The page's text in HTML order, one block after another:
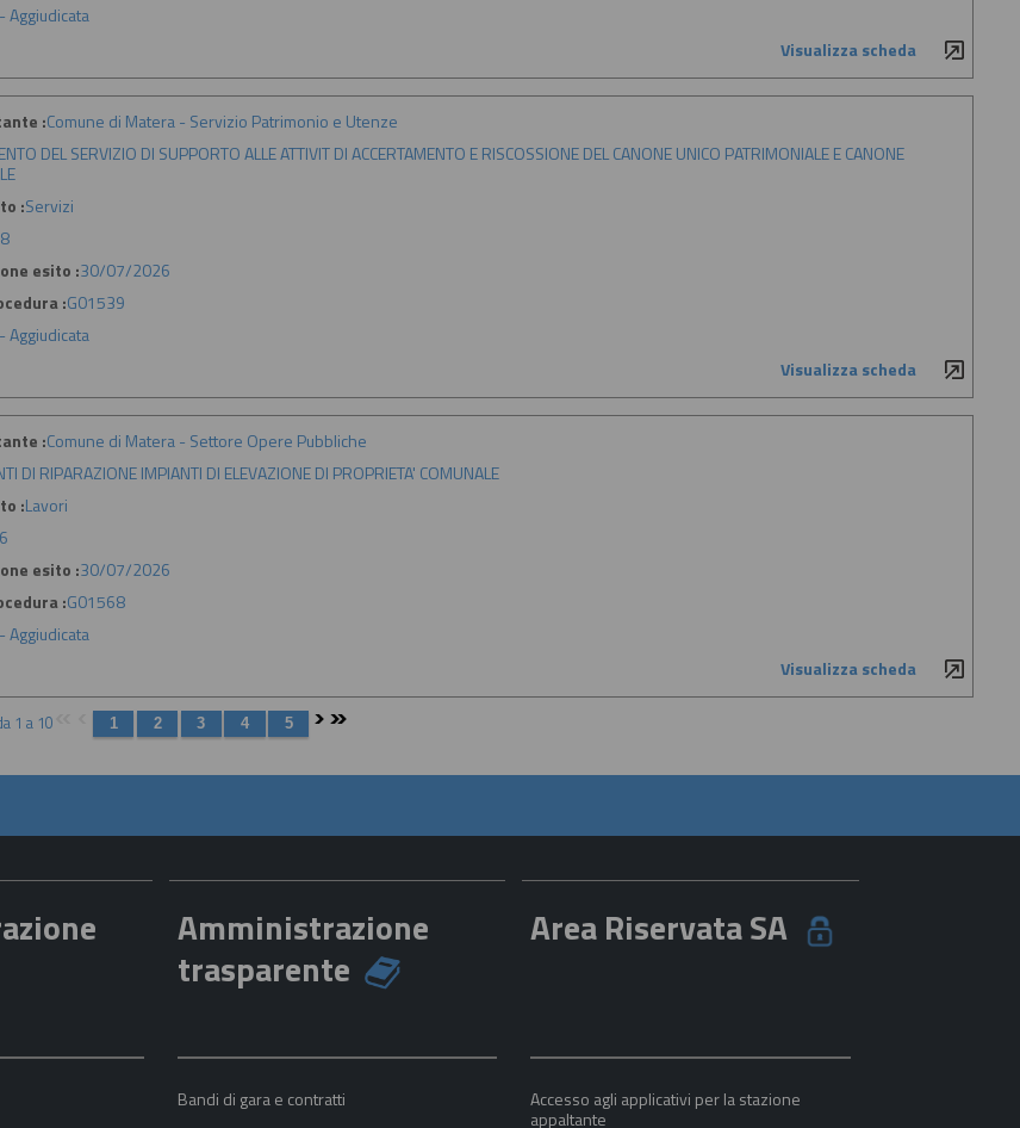
Aggiudicata
Visualizza scheda
:Comune di Matera - Servizio Patrimonio e Utenze
DEL SERVIZIO DI SUPPORTO ALLE ATTIVIT DI ACCERTAMENTO E RISCOSSIONE DEL CANONE UNICO PATRIMONIALE E CANONE
:Servizi
esito :30/07/2026
:G01539
Aggiudicata
Visualizza scheda
:Comune di Matera - Settore Opere Pubbliche
DI RIPARAZIONE IMPIANTI DI ELEVAZIONE DI PROPRIETA' COMUNALE
:Lavori
esito :30/07/2026
:G01568
Aggiudicata
Visualizza scheda
1 a 10
Amministrazione
trasparente
Area Riservata SA
Bandi di gara e contratti
Accesso agli applicativi per la stazione
appaltante